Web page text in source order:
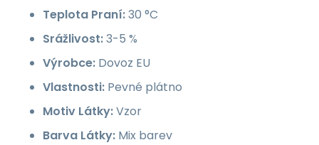
Teplota Praní:30 °C
Srážlivost:3-5 %
Výrobce: Dovoz EU
Vlastnosti: Pevné plátno
Motiv Látky:Vzor
Barva Látky: Mix barev